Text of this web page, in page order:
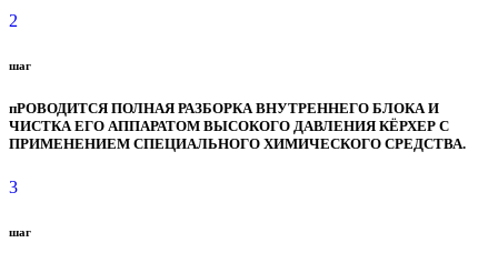
2
шаг
пРОВОДИТСЯ ПОЛНАЯ РАЗБОРКА ВНУТРЕННЕГО БЛОКА И
ЧИСТКА ЕГО АППАРАТОМ ВЫСОКОГО ДАВЛЕНИЯ КЁРХЕР С
ПРИМЕНЕНИЕМ СПЕЦИАЛЬНОГО ХИМИЧЕСКОГО СРЕДСТВА.
3
шаг